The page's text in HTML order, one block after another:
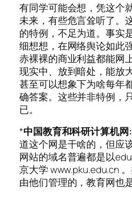
有同学可能会想，凭这个
未来，有些危言耸听了。
的特例，不足为道。事实
细想想，在网络舆论如此
赤裸裸的商业利益都能网
现实中、放到暗处，能放
甚至可以想象下为啥每年
确答案。这些并非特例，
已。
*中国教育和科研计算机网:
道这个网是干啥的，但应
网站的域名普遍都是以
京大学 www.pku.edu.cn
由他们管理的，教育网也